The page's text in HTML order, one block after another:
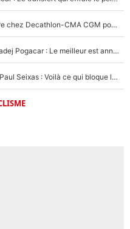
Une signature très importante se prépare chez Decathlon-CMA CGM pour aider Paul Seixas à gagner le Tour de France 2027
Paul Seixas en route pour succéder à Tadej Pogacar : Le meilleur est annoncé pour l’avenir de la pépite française
Encore un coup dur pour le projet avec Paul Seixas : Voilà ce qui bloque le transfert d’un coureur chez Decathlon-CMA CGM